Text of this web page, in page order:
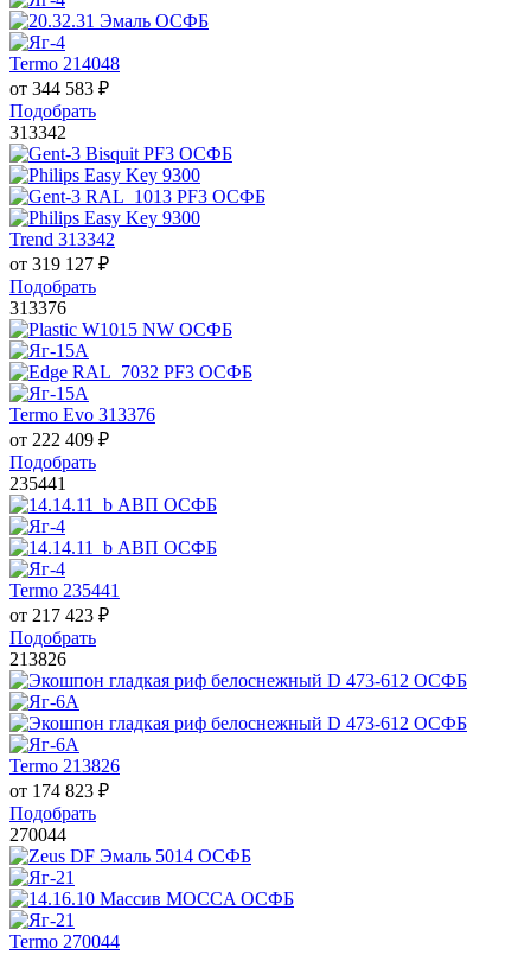
Termo 214048
от 344 583 ₽
Подобрать
313342
Trend 313342
от 319 127 ₽
Подобрать
313376
Termo Evo 313376
от 222 409 ₽
Подобрать
235441
Termo 235441
от 217 423 ₽
Подобрать
213826
Termo 213826
от 174 823 ₽
Подобрать
270044
Termo 270044